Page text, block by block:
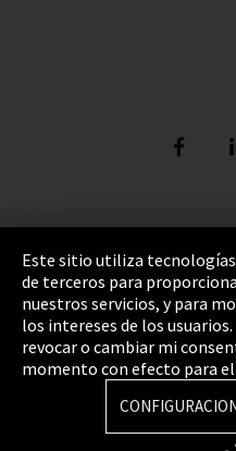
Pie de imprenta
Política de privacidad
Cookie Settings
Términos y Condiciones
Mapa del sitio
Integrity Line
Este sitio utiliza
de terceros para
nuestros servicios, y para
los intereses de los
revocar o cambiar mi
momento con efecto para